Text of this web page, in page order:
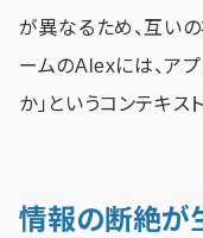
が異なるため、互い
ームのAlexには、ア
か」というコンテキス
情報の断絶が